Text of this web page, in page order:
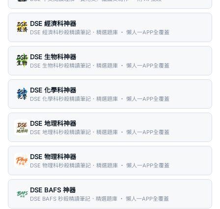
DSE 經濟科神器
DSE 經濟科秒殺精讀筆記．精選題庫 ・ 懶人一APP全覆蓋
DSE 生物科神器
DSE 生物科秒殺精讀筆記．精選題庫 ・ 懶人一APP全覆蓋
DSE 化學科神器
DSE 化學科秒殺精讀筆記．精選題庫 ・ 懶人一APP全覆蓋
DSE 地理科神器
DSE 地理科秒殺精讀筆記．精選題庫 ・ 懶人一APP全覆蓋
DSE 物理科神器
DSE 物理科秒殺精讀筆記．精選題庫 ・ 懶人一APP全覆蓋
DSE BAFS 神器
DSE BAFS 秒殺精讀筆記．精選題庫 ・ 懶人一APP全覆蓋